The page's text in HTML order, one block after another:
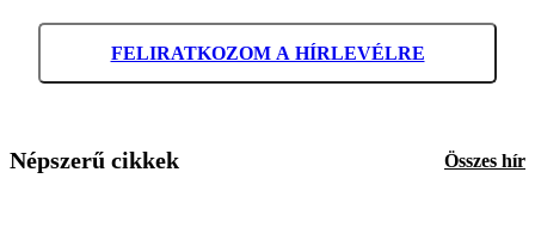
FELIRATKOZOM A HÍRLEVÉLRE
Népszerű cikkek Összes hír